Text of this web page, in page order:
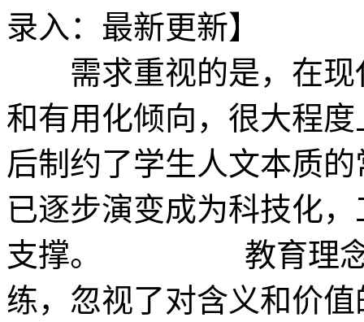
录入：最新更新】
需求重视的是，在现
和有用化倾向，很大程
后制约了学生人文本质
已逐步演变成为科技化
支撑。 教育理念更
练，忽视了对含义和价